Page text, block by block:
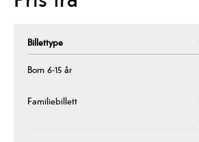
Billettype
Born 6-15 år
Familiebillett